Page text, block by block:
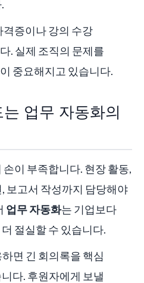
격증이나 강의 수강
. 실제 조직의 문제를
중요해지고 있습니다.
업무 자동화의
이 부족합니다. 현장 활동,
보고서 작성까지 담당해야
업무 자동화는 기업보다
절실할 수 있습니다.
면 긴 회의록을 핵심
다. 후원자에게 보낼